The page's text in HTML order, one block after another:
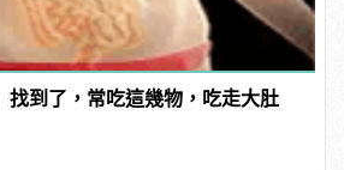
找到了，常吃這幾物，吃走大肚